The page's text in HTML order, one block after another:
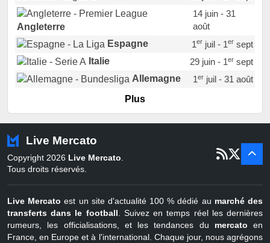
Angleterre
14 juin - 31
août
Espagne
1erjuil - 1ersept
Italie
29 juin - 1ersept
Allemagne
1erjuil - 31 août
Portugal
Pays-Bas
22 juin - 2 sept
Belgique
juil - 31
Plus
Live Mercato
Copyright 2026 Live Mercato
Tous droits réservés.
Live Mercato est un site d'actualité 100 % dédié au marché des
transferts dans le football . Suivez en temps réel les dernières
rumeurs, les officialisations, et les tendances du mercato en
France, en Europe et à l'international. Chaque jour, nous agrégons